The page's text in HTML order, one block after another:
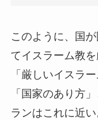
このように、国
てイスラーム教
「厳しいイスラ
「国家のあり方
ランはこれに近い